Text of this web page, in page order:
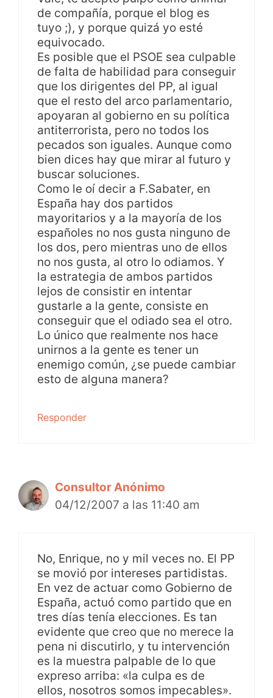
de compañía, porque el blog es
tuyo ;), y porque quizá yo esté
equivocado.
Es posible que el PSOE sea culpable
de falta de habilidad para conseguir
que los dirigentes del PP, al igual
que el resto del arco parlamentario,
apoyaran al gobierno en su política
antiterrorista, pero no todos los
pecados son iguales. Aunque como
bien dices hay que mirar al futuro y
buscar soluciones.
Como le oí decir a F.Sabater, en
España hay dos partidos
mayoritarios y a la mayoría de los
españoles no nos gusta ninguno de
los dos, pero mientras uno de ellos
no nos gusta, al otro lo odiamos. Y
la estrategia de ambos partidos
lejos de consistir en intentar
gustarle a la gente, consiste en
conseguir que el odiado sea el otro.
Lo único que realmente nos hace
unirnos a la gente es tener un
enemigo común, ¿se puede cambiar
esto de alguna manera?
Responder
Consultor Anónimo
04/12/2007 a las 11:40 am
No, Enrique, no y mil veces no. El PP
se movió por intereses partidistas.
En vez de actuar como Gobierno de
España, actuó como partido que en
tres días tenía elecciones. Es tan
evidente que creo que no merece la
pena ni discutirlo, y tu intervención
es la muestra palpable de lo que
expreso arriba: «la culpa es de
ellos, nosotros somos impecables».